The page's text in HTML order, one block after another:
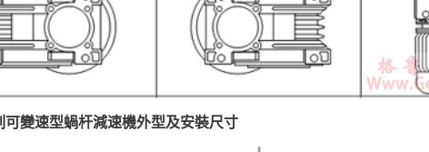
可變速型蝸杆減速機外型及安裝尺寸